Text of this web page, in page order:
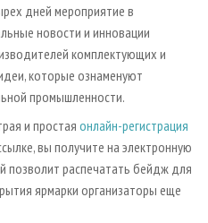
дней мероприятие в
новости и инновации
комплектующих и
которые ознаменуют
промышленности.
и простая онлайн-регистрация
вы получите на электронную
позволит распечатать бейдж для
ярмарки организаторы еще